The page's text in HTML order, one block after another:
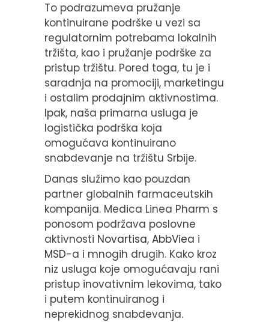
To podrazumeva pružanje
kontinuirane podrške u vezi sa
regulatornim potrebama lokalnih
tržišta, kao i pružanje podrške za
pristup tržištu. Pored toga, tu je i
saradnja na promociji, marketingu
i ostalim prodajnim aktivnostima.
Ipak, naša primarna usluga je
logistička podrška koja
omogućava kontinuirano
snabdevanje na tržištu Srbije.
Danas služimo kao pouzdan
partner globalnih farmaceutskih
kompanija. Medica Linea Pharm s
ponosom podržava poslovne
aktivnosti Novartisa, AbbViea i
MSD-a i mnogih drugih. Kako kroz
niz usluga koje omogućavaju rani
pristup inovativnim lekovima, tako
i putem kontinuiranog i
neprekidnog snabdevanja.